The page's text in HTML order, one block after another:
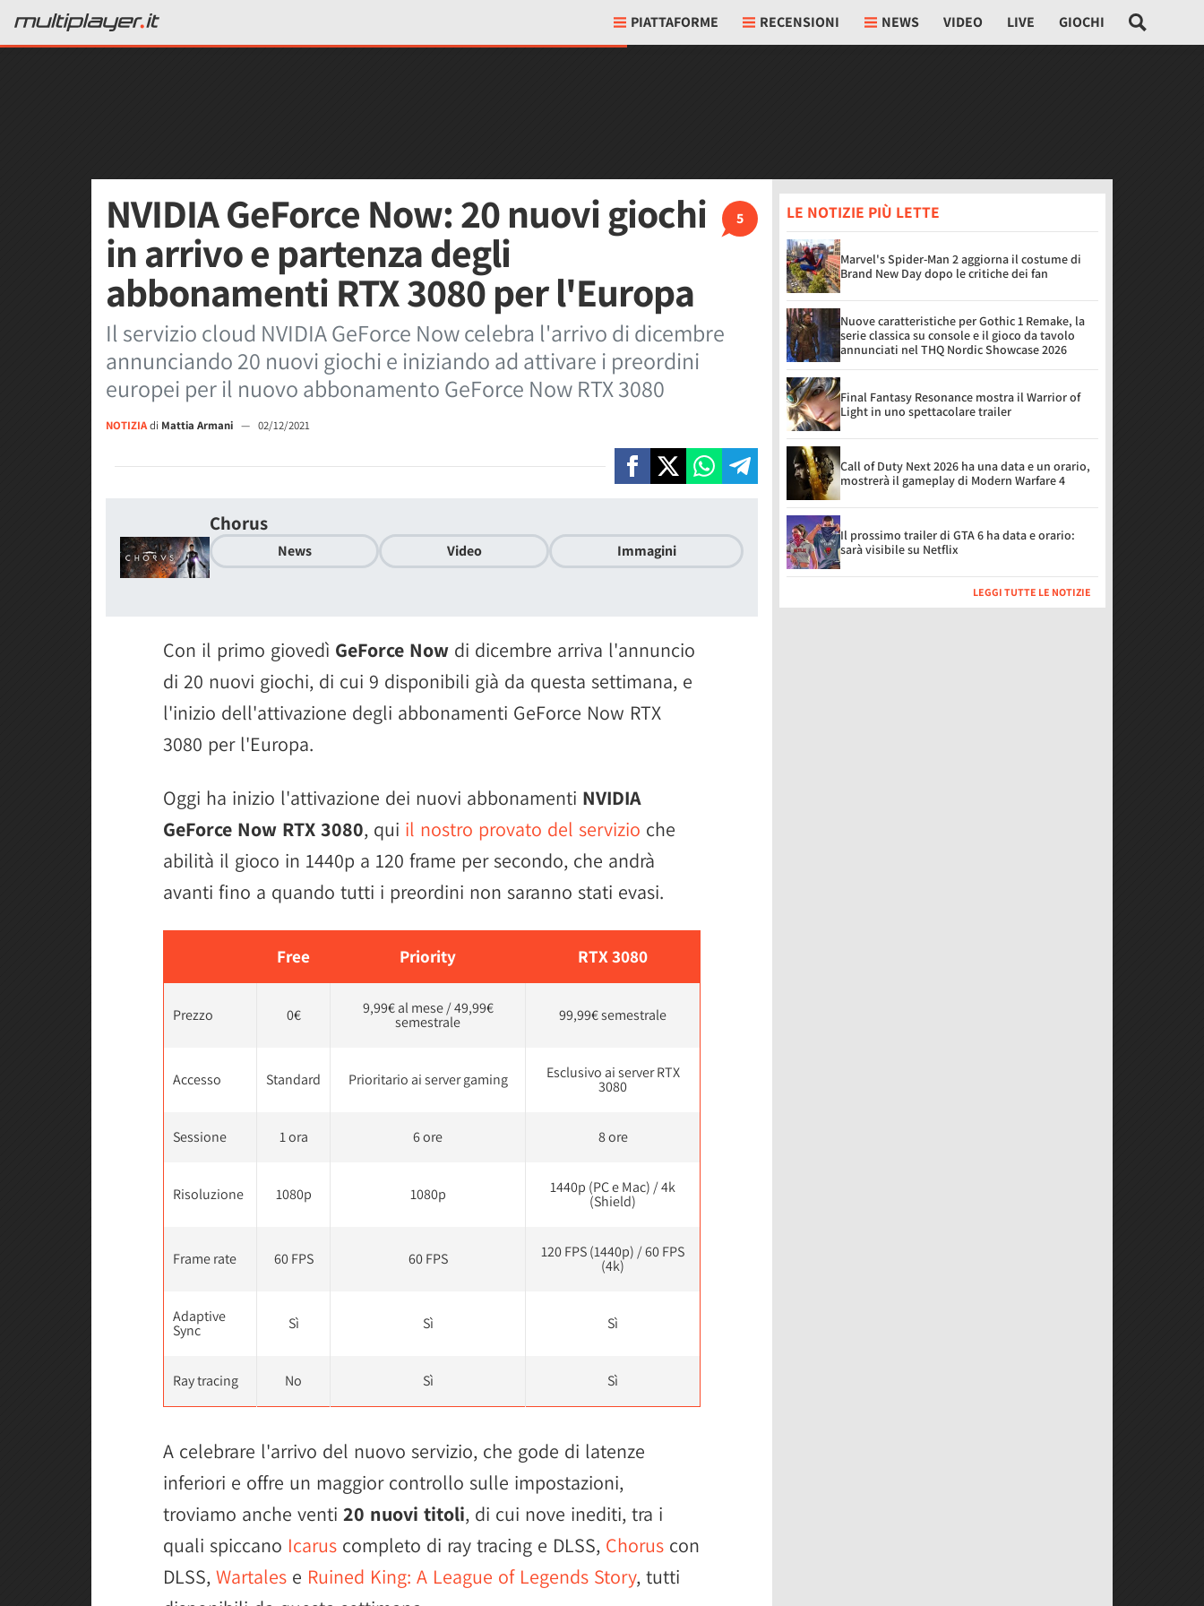
PIATTAFORME RECENSIONI NEWS VIDEO LIVE GIOCHI
5
NVIDIA GeForce Now: 20 nuovi giochi
in arrivo e partenza degli
abbonamenti RTX 3080 per l'Europa
Il servizio cloud NVIDIA GeForce Now celebra l'arrivo di dicembre
annunciando 20 nuovi giochi e iniziando ad attivare i preordini
europei per il nuovo abbonamento GeForce Now RTX 3080
NOTIZIAdi Mattia Armani — 02/12/2021
Chorus
News Video Immagini
Con il primo giovedì GeForce Now di dicembre arriva l'annuncio
di 20 nuovi giochi, di cui 9 disponibili già da questa settimana, e
l'inizio dell'attivazione degli abbonamenti GeForce Now RTX
3080 per l'Europa.
Oggi ha inizio l'attivazione dei nuovi abbonamenti NVIDIA
GeForce Now RTX 3080, qui il nostro provato del servizio che
abilità il gioco in 1440p a 120 frame per secondo, che andrà
avanti fino a quando tutti i preordini non saranno stati evasi.
Free Priority RTX 3080
Prezzo 0€ 9,99€ al mese / 49,99€
semestrale 99,99€ semestrale
Accesso Standard Prioritario ai server gaming Esclusivo ai server RTX
3080
Sessione 1 ora 6 ore 8 ore
Risoluzione 1080p 1080p 1440p (PC e Mac) / 4k
(Shield)
Frame rate 60 FPS 60 FPS 120 FPS (1440p) / 60 FPS
(4k)
Adaptive
Sync Sì Sì Sì
Ray tracing No Sì Sì
A celebrare l'arrivo del nuovo servizio, che gode di latenze
inferiori e offre un maggior controllo sulle impostazioni,
troviamo anche venti 20 nuovi titoli, di cui nove inediti, tra i
quali spiccano Icarus completo di ray tracing e DLSS, Chorus con
DLSS, Wartales e Ruined King: A League of Legends Story, tutti
LE NOTIZIE PIÙ LETTE
Marvel's Spider-Man 2 aggiorna il costume di
Brand New Day dopo le critiche dei fan
Nuove caratteristiche per Gothic 1 Remake, la
serie classica su console e il gioco da tavolo
annunciati nel THQ Nordic Showcase 2026
Final Fantasy Resonance mostra il Warrior of
Light in uno spettacolare trailer
Call of Duty Next 2026 ha una data e un orario,
mostrerà il gameplay di Modern Warfare 4
Il prossimo trailer di GTA 6 ha data e orario:
sarà visibile su Netflix
LEGGI TUTTE LE NOTIZIE